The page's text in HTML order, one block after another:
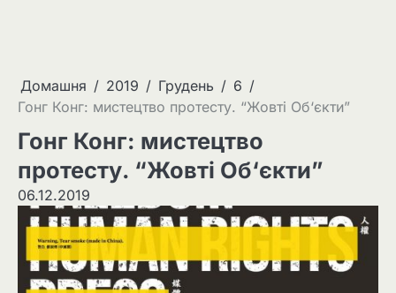
Домашня 2019 Грудень
6
Гонг Конг: мистецтво протесту. “Жовті Об‘єкти”
Гонг Конг: мистецтво
протесту. “Жовті Об‘єкти”
06.12.2019